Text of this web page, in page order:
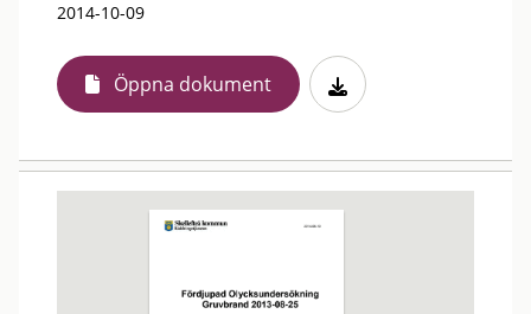
2014-10-09
Öppna dokument